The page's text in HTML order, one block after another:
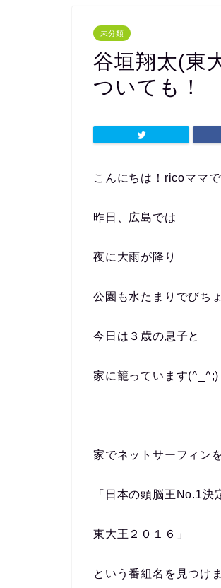
未分類
谷垣翔太(東
ついても！
こんにちは！ricoママで
昨日、広島では
夜に大雨が降り
公園も水たまりでびち
今日は３歳の息子と
家に籠っています(^_^;)
家でネットサーフィン
「日本の頭脳王No.1決
東大王２０１６」
という番組名を見つけ